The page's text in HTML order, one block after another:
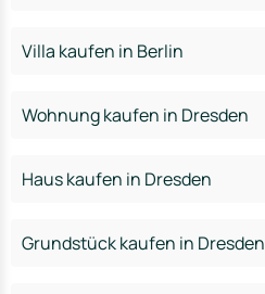
Villa kaufen in Berlin
Wohnung kaufen in Dresden
Haus kaufen in Dresden
Grundstück kaufen in Dresden